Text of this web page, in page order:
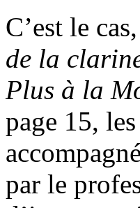
C’est le
de la
Plus à la
page 15,
par le